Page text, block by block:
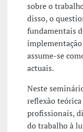
sobre o
disso, o
fundamentais
assume-se
actuais.
Neste
reflexão
profissionais,
do trabalho à